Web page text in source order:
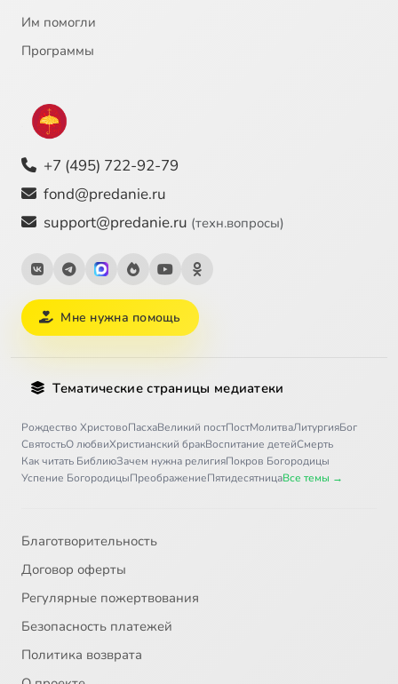
Им помогли
Программы
+7 (495) 722-92-79
fond@predanie.ru
support@predanie.ru (техн.вопросы)
Мне нужна помощь
Тематические страницы медиатеки
Рождество ХристовоПасхаВеликий постПостМолитваЛитургияБог
СвятостьО любвиХристианский бракВоспитание детейСмерть
Как читать БиблиюЗачем нужна религияПокров Богородицы
Успение БогородицыПреображениеПятидесятницаВсе темы →
Благотворительность
Договор оферты
Регулярные пожертвования
Безопасность платежей
Политика возврата